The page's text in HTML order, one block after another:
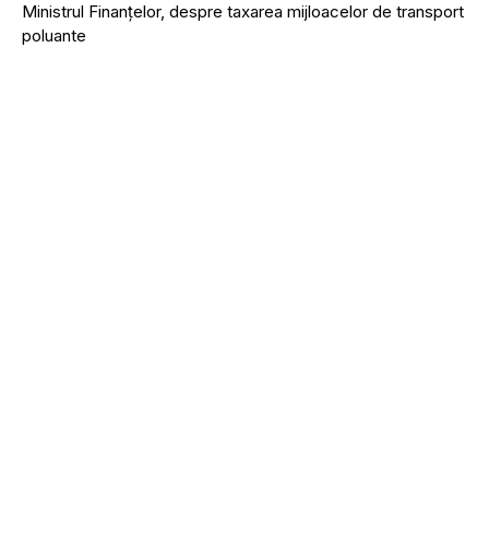
Ministrul Finanțelor, despre taxarea mijloacelor de transport
poluante